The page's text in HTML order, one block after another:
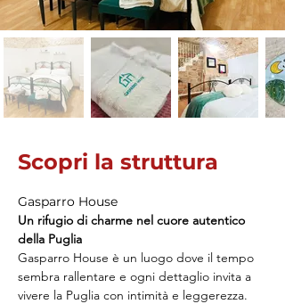
Scopri la struttura
Gasparro House
Un rifugio di charme nel cuore autentico
della Puglia
Gasparro House è un luogo dove il tempo
sembra rallentare e ogni dettaglio invita a
vivere la Puglia con intimità e leggerezza.